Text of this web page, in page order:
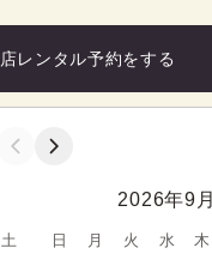
レンタル予約をする
土
2026年9月
日 月 火 水 木